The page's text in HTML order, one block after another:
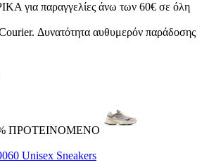
παραγγελίες άνω των 60€ σε όλη
Δυνατότητα αυθυμερόν παράδοσης
ΠΡΟΤΕΙΝΟΜΕΝΟ
Unisex Sneakers